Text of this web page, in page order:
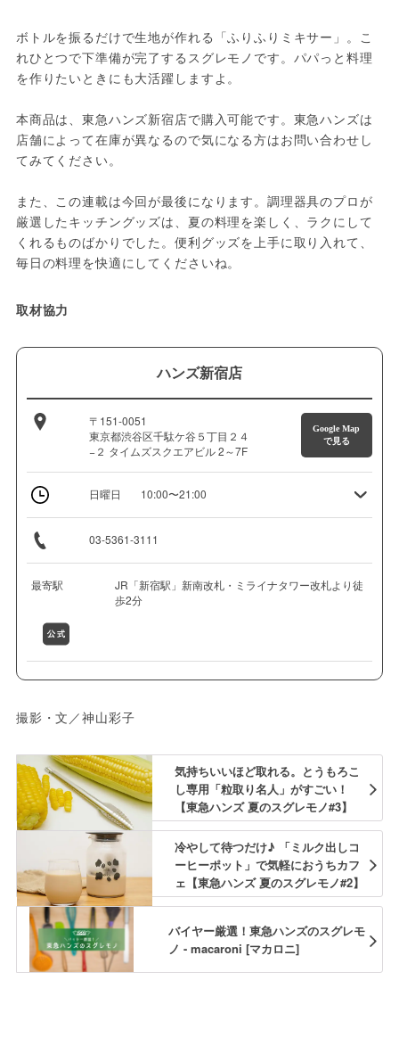
ボトルを振るだけで生地が作れる「ふりふりミキサー」。こ
れひとつで下準備が完了するスグレモノです。パパっと料理
を作りたいときにも大活躍しますよ。
本商品は、東急ハンズ新宿店で購入可能です。東急ハンズは
店舗によって在庫が異なるので気になる方はお問い合わせし
てみてください。
また、この連載は今回が最後になります。調理器具のプロが
厳選したキッチングッズは、夏の料理を楽しく、ラクにして
くれるものばかりでした。便利グッズを上手に取り入れて、
毎日の料理を快適にしてくださいね。
取材協力
ハンズ新宿店
〒151-0051
東京都渋谷区千駄ケ谷５丁目２４
−２ タイムズスクエアビル 2～7F
Google Map
で見る
日曜日 10:00〜21:00
03-5361-3111
最寄駅
JR「新宿駅」新南改札・ミライナタワー改札より徒
歩2分
撮影・文／神山彩子
気持ちいいほど取れる。とうもろこ
し専用「粒取り名人」がすごい！
【東急ハンズ 夏のスグレモノ#3】
冷やして待つだけ♪ 「ミルク出しコ
ーヒーポット」で気軽におうちカフ
ェ【東急ハンズ 夏のスグレモノ#2】
バイヤー厳選！東急ハンズのスグレモ
ノ - macaroni [マカロニ]